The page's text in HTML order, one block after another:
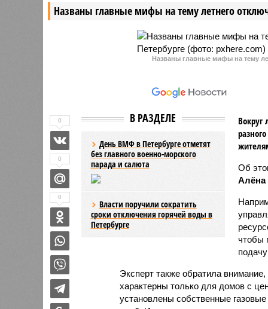
дальнейшего продления до
и технологических зон.
Названы главные мифы на тему летнего
Названы главные мифы на тему
В РАЗДЕЛЕ
День ВМФ в Петербурге отметят
без главного военно-морского
парада и салюта
Власти поручили сократить
сроки отключения горячей воды в
Петербурге
Вокруг
Об
Алёна
чтобы
Эксперт также обратила
характерны только для домов с
установлены собственные
0
0
0